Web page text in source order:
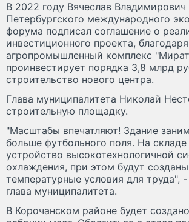
В 2022 году Вячеслав Владимирович
Петербургского международного
форума подписал соглашение о
инвестиционного проекта,
агропромышленный комплекс
проинвестирует порядка 3,8 млрд
строительство нового центра.
Глава муниципалитета Николай
строительную площадку.
"Масштабы впечатляют! Здание
больше футбольного поля. На
устройство высокотехнологичной
охлаждения, при этом будут
температурные условия для труда",
глава муниципалитета.
В Корочанском районе будет